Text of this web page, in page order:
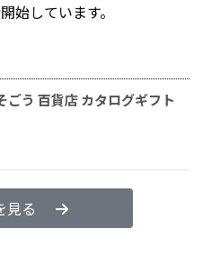
始しています。
ごう 百貨店 カタログギフト
見る